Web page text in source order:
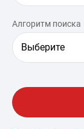
Алгоритм поиска
Выберите